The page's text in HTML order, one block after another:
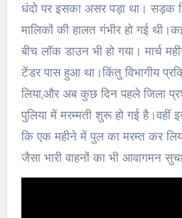
धंदो पर इसका असर पड़ा था। सड़क
मालिकों की हालत गंभीर हो गई
बीच लॉक डाउन भी हो गया। मार्च
टेंडर पास हुआ था।किंतु विभागीय
लिया,और अब कुछ दिन पहले जिला
पुलिया में मरम्मती शुरू हो गई है।वहीं
कि एक महीने में पुल का मरम्त कर
जैसा भारी वाहनों का भी आवागमन